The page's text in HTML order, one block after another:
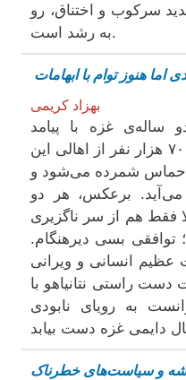
سرکوب و اختناق، رو
به رشد است.
بهزاد کریمی
ساله‌ی غزه با پیامد
نسل‌کشی دهشتناک نزدیک به ۷۰ هزار نفر از اهالی این
حماس شمرده می‌شود و
برعکس، هر دو
فقط هم از سر ناگزیری
توافقی بسی دیرهنگام.
با تلفات عظیم انسانی و ویرانی
راستی نتانیاهو با
به رویای نابودی
ماشە و سیاست‌های خطرناک